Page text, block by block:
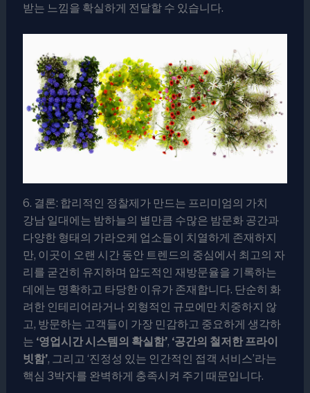
받는 느낌을 확실하게 전달할 수 있습니다.
6. 결론: 합리적인 정찰제가 만드는 프리미엄의 가치
강남 일대에는 밤하늘의 별만큼 수많은 밤문화 공간과
다양한 형태의 가라오케 업소들이 치열하게 존재하지
만, 이곳이 오랜 시간 동안 트렌드의 중심에서 최고의 자
리를 굳건히 유지하며 압도적인 재방문율을 기록하는
데에는 명확하고 타당한 이유가 존재합니다. 단순히 화
려한 인테리어라거나 외형적인 규모에만 치중하지 않
고, 방문하는 고객들이 가장 민감하고 중요하게 생각하
는 ‘영업시간 시스템의 확실함’, ‘공간의 철저한 프라이
빗함’, 그리고 ‘진정성 있는 인간적인 접객 서비스’라는
핵심 3박자를 완벽하게 충족시켜 주기 때문입니다.